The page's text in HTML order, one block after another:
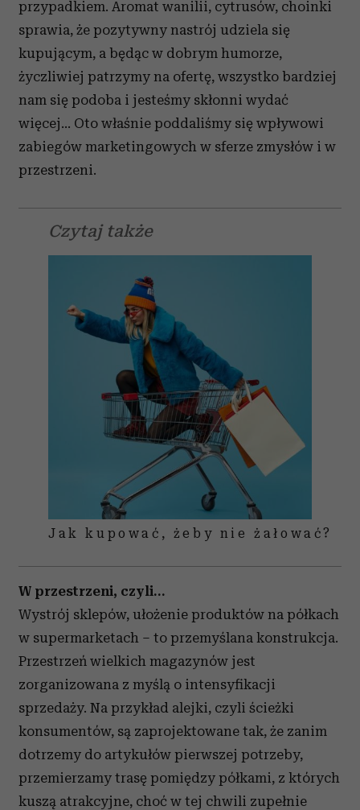
przypadkiem. Aromat wanilii, cytrusów, choinki
sprawia, że pozytywny nastrój udziela się
kupującym, a będąc w dobrym humorze,
życzliwiej patrzymy na ofertę, wszystko bardziej
nam się podoba i jesteśmy skłonni wydać
więcej… Oto właśnie poddaliśmy się wpływowi
zabiegów marketingowych w sferze zmysłów i w
przestrzeni.
Czytaj także
Jak kupować, żeby nie żałować?
W przestrzeni, czyli…
Wystrój sklepów, ułożenie produktów na półkach
w supermarketach – to przemyślana konstrukcja.
Przestrzeń wielkich magazynów jest
zorganizowana z myślą o intensyfikacji
sprzedaży. Na przykład alejki, czyli ścieżki
konsumentów, są zaprojektowane tak, że zanim
dotrzemy do artykułów pierwszej potrzeby,
przemierzamy trasę pomiędzy półkami, z których
kuszą atrakcyjne, choć w tej chwili zupełnie